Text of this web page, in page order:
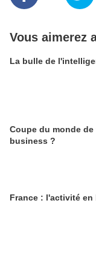
Vous aimerez
La bulle de
Coupe du monde
business ?
France : l'activité en